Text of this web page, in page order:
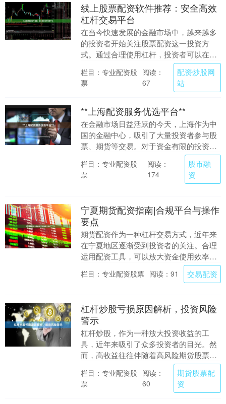
线上股票配资软件推荐：安全高效
杠杆交易平台
在当今快速发展的金融市场中，越来越多
的投资者开始关注股票配资这一投资方
式。通过合理使用杠杆，投资者可以在资
金有限的情况下放大收益。然而，面对市
面上众多的线上股票....
栏目：专业配资股
票
阅读：
67
配资炒股网
站
**上海配资服务优选平台**
在金融市场日益活跃的今天，上海作为中
国的金融中心，吸引了大量投资者参与股
票、期货等交易。对于资金有限的投资者
而言，配资服务成为放大收益的重要工
具。然而，面对市场....
栏目：专业配资股
票
阅读：
174
股市融
资
宁夏期货配资指南|合规平台与操作
要点
期货配资作为一种杠杆交易方式，近年来
在宁夏地区逐渐受到投资者的关注。合理
运用配资工具，可以放大资金使用效率，
但同时也伴随着相应的风险。本文将围绕
宁夏地区期货配资....
栏目：专业配资股票 阅读：91 交易配资
杠杆炒股亏损原因解析，投资风险
警示
杠杆炒股，作为一种放大投资收益的工
具，近年来吸引了众多投资者的目光。然
而，高收益往往伴随着高风险期货股票配
资，许多投资者在使用杠杆时遭遇重大亏
损。本文将深入解析....
栏目：专业配资股
票
阅读：
60
期货股票配
资